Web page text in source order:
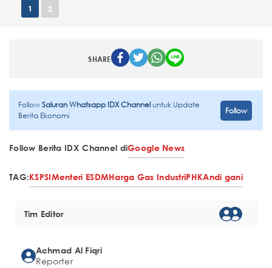
1 2
SHARE
FollowSaluran Whatsapp IDX Channeluntuk Update
Berita Ekonomi
Follow
Follow Berita IDX Channel diGoogle News
TAG:KSPSIMenteri ESDMHarga Gas IndustriPHKAndi gani
Tim Editor
Achmad Al Fiqri
Reporter